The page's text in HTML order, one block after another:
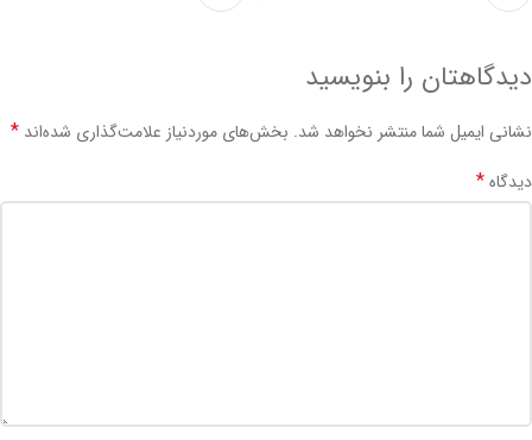
دیدگاهتان را بنویسید
نشانی ایمیل شما منتشر نخواهد شد. بخش‌های موردنیاز علامت‌گذاری شده‌اند *
دیدگاه*